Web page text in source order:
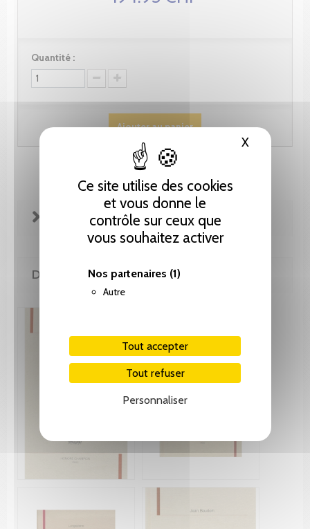
Ce site utilise des cookies
et vous donne le
contrôle sur ceux que
vous souhaitez activer
Nos partenaires (1)
Autre
Tout accepter
Tout refuser
Personnaliser
XMasquer
Quantité :
Ajouter au panier
FICHE TECHNIQUE
DE LA MÊME COLLECTION